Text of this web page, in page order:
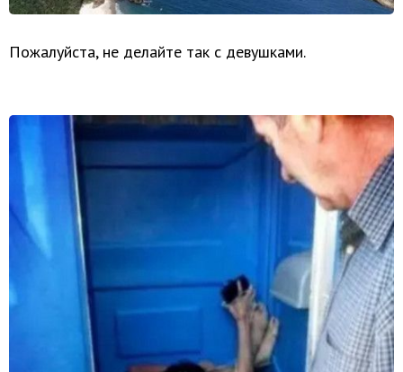
Пожалуйста, не делайте так с девушками.